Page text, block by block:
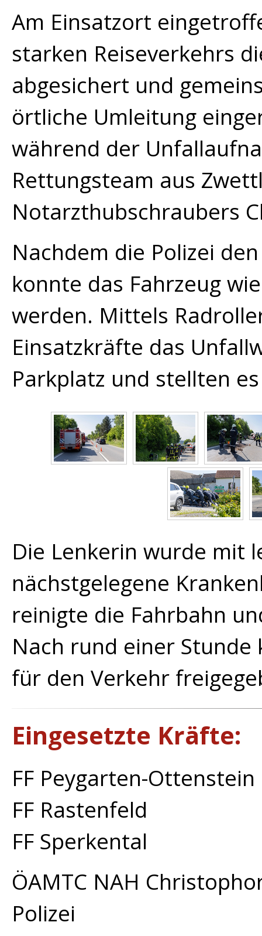
Am Einsatzort
starken Reiseverkehrs
abgesichert und
örtliche Umleitung
während der
Rettungsteam aus
Notarzthubschraubers
Nachdem die Polizei
konnte das Fahrzeug
werden. Mittels
Einsatzkräfte das
Parkplatz und stellten
Die Lenkerin wurde mit
nächstgelegene
reinigte die Fahrbahn
Nach rund einer
für den Verkehr
Eingesetzte Kräfte:
FF Peygarten-Ottenstein
FF Rastenfeld
FF Sperkental
ÖAMTC NAH
Polizei